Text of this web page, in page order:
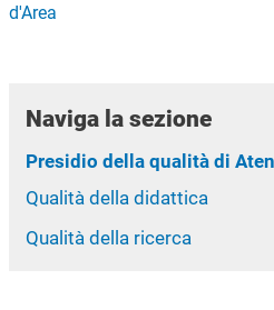
d'Area
Naviga la sezione
Presidio della qualità di
Qualità della didattica
Qualità della ricerca